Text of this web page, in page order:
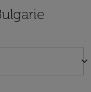
keyboard_arrow_down